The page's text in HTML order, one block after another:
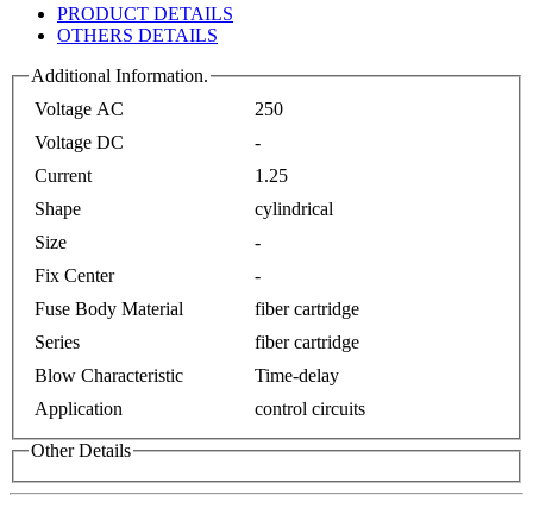
PRODUCT DETAILS
OTHERS DETAILS
Additional Information.
Voltage AC
250
Voltage DC
-
Current
1.25
Shape
cylindrical
Size
-
Fix Center
-
Fuse Body Material
fiber cartridge
Series
fiber cartridge
Blow Characteristic
Time-delay
Application
control circuits
Other Details